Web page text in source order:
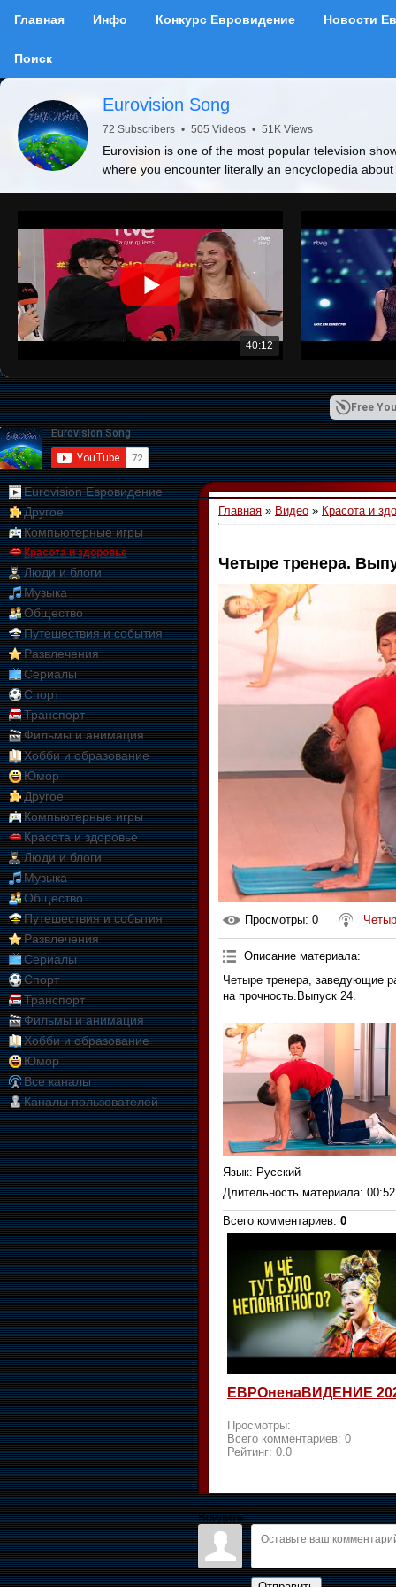
Главная Инфо Конкурс Евровидение Новости
Поиск
Eurovision Song
72 Subscribers • 505 Videos • 51K Views
Eurovision is one of the most popular television
where you encounter literally an encyclopedia
40:12
Free
Eurovision Евровидение
Другое
Компьютерные игры
Красота и здоровье
Люди и блоги
Музыка
Общество
Путешествия и события
Развлечения
Сериалы
Спорт
Транспорт
Фильмы и анимация
Хобби и образование
Юмор
Другое
Компьютерные игры
Красота и здоровье
Люди и блоги
Музыка
Общество
Путешествия и события
Развлечения
Сериалы
Спорт
Транспорт
Фильмы и анимация
Хобби и образование
Юмор
Все каналы
Каналы пользователей
Главная » Видео » Красота и
Четыре тренера.
Просмотры: 0
Описание материала:
Четыре тренера, заведующие
на прочность.Выпуск 24.
Язык: Русский
Длительность материала:
Всего комментариев: 0
ЕВРОненаВИДЕНИЕ
Просмотры:
Всего комментариев: 0
Рейтинг: 0.0
Войдите: